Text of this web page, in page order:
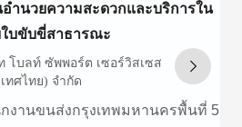
ำนวยความสะดวกและบริการใน
บขับขี่สาธารณะ
โบลท์ ซัพพอร์ต เซอร์วิสเซส
ทศไทย) จำกัด
งานขนส่งกรุงเทพมหานครพื้นที่ 5